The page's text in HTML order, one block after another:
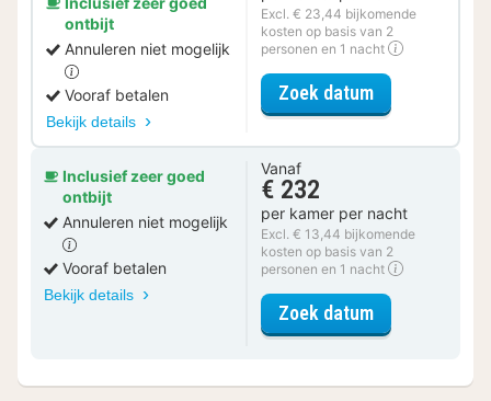
ontbijt
Annuleren niet mogelijk
Vooraf betalen
Bekijk details
Excl. € 23,44 bijkomende
kosten op basis van 2
personen en 1 nacht
Zoek datumvoor
Inclusief zeer goed
ontbijt
Annuleren niet mogelijk
Vooraf betalen
Bekijk details
Vanaf
€ 232
per kamer per nacht
Excl. € 13,44 bijkomende
kosten op basis van 2
personen en 1 nacht
Zoek datumvoor Suite